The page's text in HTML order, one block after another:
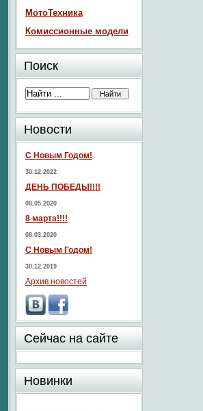
МотоТехника
Комиссионные модели
Поиск
Новости
С Новым Годом!
30.12.2022
ДЕНЬ ПОБЕДЫ!!!!
08.05.2020
8 марта!!!!
08.03.2020
С Новым Годом!
30.12.2019
Архив новостей
Сейчас на сайте
Новинки